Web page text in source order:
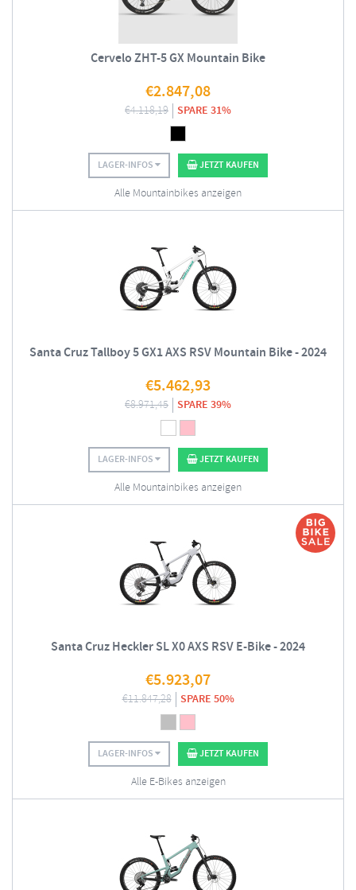
Cervelo ZHT-5 GX Mountain Bike
€2.847,08
€4.118,19 SPARE 31%
LAGER-INFOS JETZT KAUFEN
Alle Mountainbikes anzeigen
Santa Cruz Tallboy 5 GX1 AXS RSV Mountain Bike - 2024
€5.462,93
€8.971,45 SPARE 39%
LAGER-INFOS JETZT KAUFEN
Alle Mountainbikes anzeigen
Santa Cruz Heckler SL X0 AXS RSV E-Bike - 2024
€5.923,07
€11.847,28 SPARE 50%
LAGER-INFOS JETZT KAUFEN
Alle E-Bikes anzeigen